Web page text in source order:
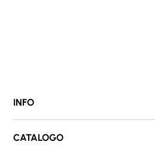
INFO
CATALOGO